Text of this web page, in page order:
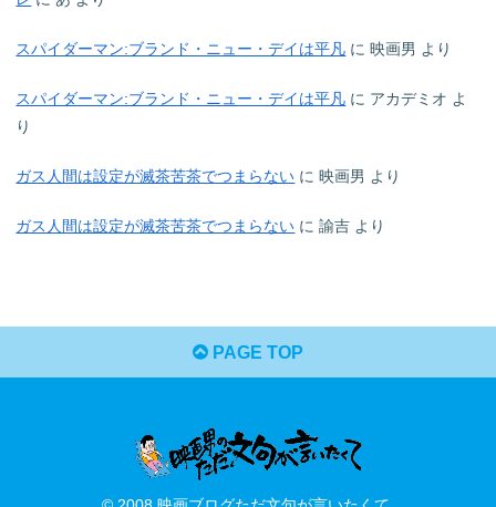
スパイダーマン:ブランド・ニュー・デイは平凡 に映画男 より
スパイダーマン:ブランド・ニュー・デイは平凡 に アカデミオ よ
り
ガス人間は設定が滅茶苦茶でつまらない に映画男 より
ガス人間は設定が滅茶苦茶でつまらない に諭吉 より
PAGE TOP